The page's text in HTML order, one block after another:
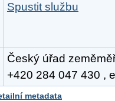
Spustit službu
Český úřad
+420 284 047 430 ,
metadata